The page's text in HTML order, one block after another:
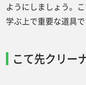
ようにしましょう。
学ぶ上で重要な道具で
こて先クリー